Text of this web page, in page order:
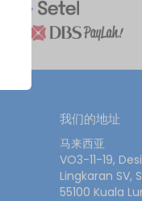
我们的地址
马来西亚
VO3-11-19,
Lingkaran SV,
55100 Kuala